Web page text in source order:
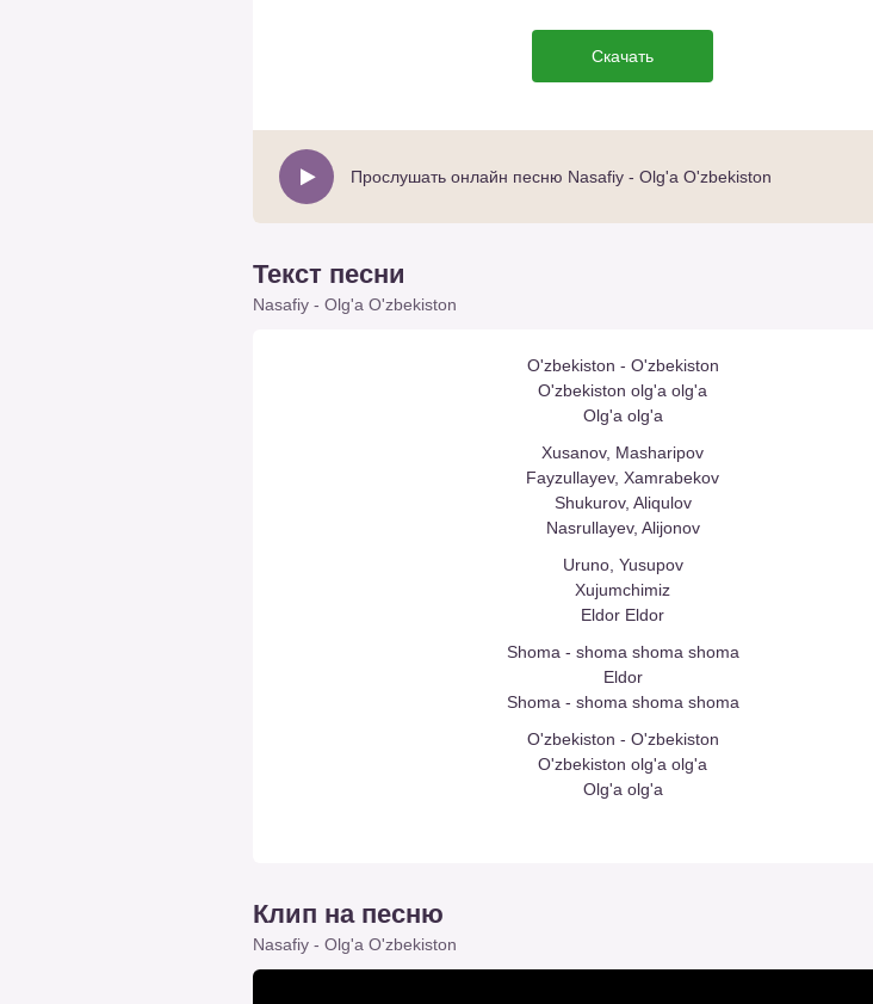
Скачать
Прослушать онлайн песню Nasafiy - Olg'a O'zbekiston
Текст песни
Nasafiy - Olg'a O'zbekiston
O'zbekiston - O'zbekiston
O'zbekiston olg'a olg'a
Olg'a olg'a
Xusanov, Masharipov
Fayzullayev, Xamrabekov
Shukurov, Aliqulov
Nasrullayev, Alijonov
Uruno, Yusupov
Xujumchimiz
Eldor Eldor
Shoma - shoma shoma shoma
Eldor
Shoma - shoma shoma shoma
O'zbekiston - O'zbekiston
O'zbekiston olg'a olg'a
Olg'a olg'a
Клип на песню
Nasafiy - Olg'a O'zbekiston